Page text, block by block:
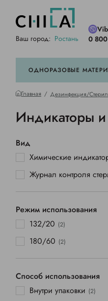
Ваш город: Ростань
0
ОДНОРАЗОВЫЕ
Главная Дезинфекция/
Индикаторы
Вид
Химические
Журнал контроля
Режим использования
132/20 (2)
180/60 (2)
Способ использования
Внутри упаковки (2)